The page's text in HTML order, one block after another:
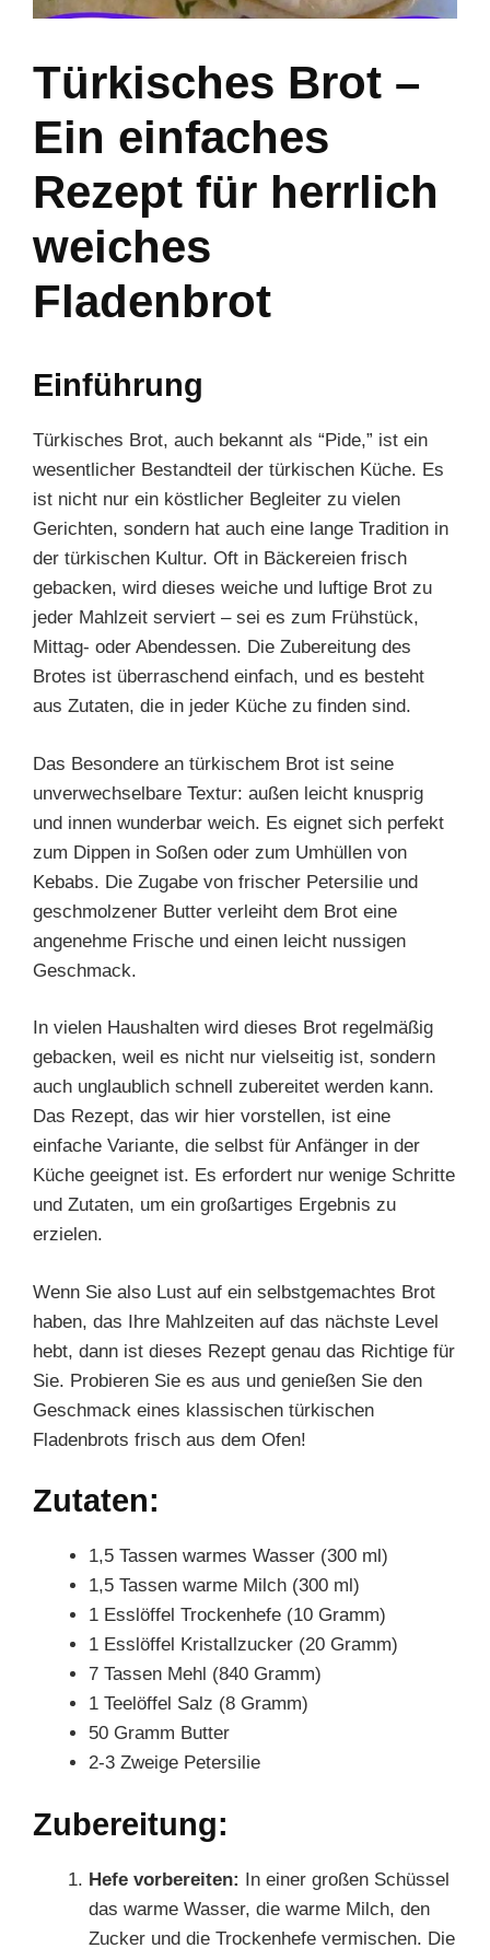
Türkisches Brot –
Ein einfaches
Rezept für herrlich
weiches
Fladenbrot
Einführung
Türkisches Brot, auch bekannt als “Pide,” ist ein
wesentlicher Bestandteil der türkischen Küche. Es
ist nicht nur ein köstlicher Begleiter zu vielen
Gerichten, sondern hat auch eine lange Tradition in
der türkischen Kultur. Oft in Bäckereien frisch
gebacken, wird dieses weiche und luftige Brot zu
jeder Mahlzeit serviert – sei es zum Frühstück,
Mittag- oder Abendessen. Die Zubereitung des
Brotes ist überraschend einfach, und es besteht
aus Zutaten, die in jeder Küche zu finden sind.
Das Besondere an türkischem Brot ist seine
unverwechselbare Textur: außen leicht knusprig
und innen wunderbar weich. Es eignet sich perfekt
zum Dippen in Soßen oder zum Umhüllen von
Kebabs. Die Zugabe von frischer Petersilie und
geschmolzener Butter verleiht dem Brot eine
angenehme Frische und einen leicht nussigen
Geschmack.
In vielen Haushalten wird dieses Brot regelmäßig
gebacken, weil es nicht nur vielseitig ist, sondern
auch unglaublich schnell zubereitet werden kann.
Das Rezept, das wir hier vorstellen, ist eine
einfache Variante, die selbst für Anfänger in der
Küche geeignet ist. Es erfordert nur wenige Schritte
und Zutaten, um ein großartiges Ergebnis zu
erzielen.
Wenn Sie also Lust auf ein selbstgemachtes Brot
haben, das Ihre Mahlzeiten auf das nächste Level
hebt, dann ist dieses Rezept genau das Richtige für
Sie. Probieren Sie es aus und genießen Sie den
Geschmack eines klassischen türkischen
Fladenbrots frisch aus dem Ofen!
Zutaten:
1,5 Tassen warmes Wasser (300 ml)
1,5 Tassen warme Milch (300 ml)
1 Esslöffel Trockenhefe (10 Gramm)
1 Esslöffel Kristallzucker (20 Gramm)
7 Tassen Mehl (840 Gramm)
1 Teelöffel Salz (8 Gramm)
50 Gramm Butter
2-3 Zweige Petersilie
Zubereitung:
Hefe vorbereiten: In einer großen Schüssel
das warme Wasser, die warme Milch, den
Zucker und die Trockenhefe vermischen. Die